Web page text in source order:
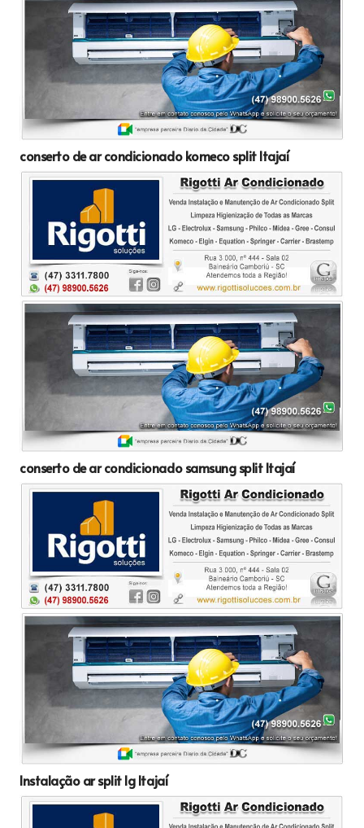
conserto de ar condicionado komeco split Itajaí
conserto de ar condicionado samsung split Itajaí
Instalação ar split lg Itajaí